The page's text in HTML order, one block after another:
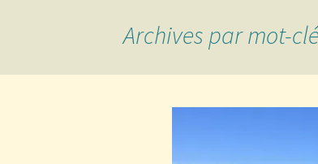
Archives par mot-